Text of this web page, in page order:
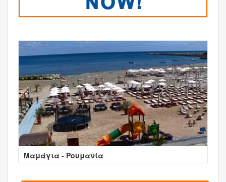
Μαμάγια - Ρουμανία